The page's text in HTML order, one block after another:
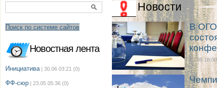
Поиск по системе сайтов
Новостная лента
Инициатива | 30.06 03:21 (0)
ФФ-сюр | 23.05 05:36 (0)
Новости
В ОГО
23.06 18:00